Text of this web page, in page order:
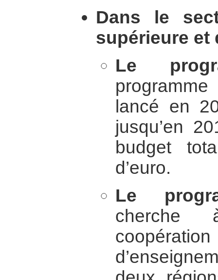
Dans le
supérieure et
Le
programme
lancé en
jusqu’en
budget
d’euro.
Le
cherche